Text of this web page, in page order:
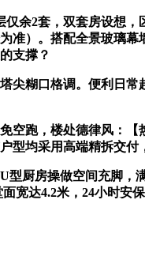
2套，双套房设想，
准）。搭配全景玻璃
支撑？
糊口格调。便利日常
跑，楼处德律风：【
型均采用高端精拆交付
厨房操做空间充脚，满
宽达4.2米，24小时